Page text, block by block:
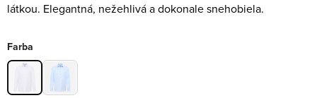
látkou. Elegantná, nežehlivá a dokonale snehobiela.
Farba